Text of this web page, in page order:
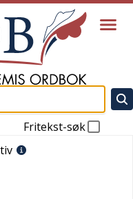
Fritekst-søk